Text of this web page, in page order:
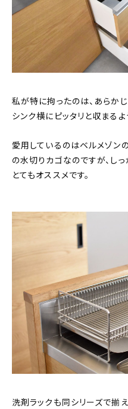
私が特に拘ったのは、あらか
シンク横にピッタリと収まるよ
愛用しているのはベルメゾン
の水切りカゴなのですが、し
とてもオススメです。
洗剤ラックも同シリーズで揃え